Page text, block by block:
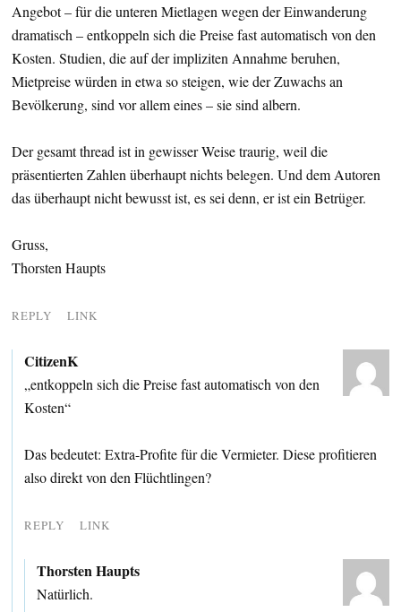
Angebot – für die unteren Mietlagen wegen der Einwanderung
dramatisch – entkoppeln sich die Preise fast automatisch von den
Kosten. Studien, die auf der impliziten Annahme beruhen,
Mietpreise würden in etwa so steigen, wie der Zuwachs an
Bevölkerung, sind vor allem eines – sie sind albern.
Der gesamt thread ist in gewisser Weise traurig, weil die
präsentierten Zahlen überhaupt nichts belegen. Und dem Autoren
das überhaupt nicht bewusst ist, es sei denn, er ist ein Betrüger.
Gruss,
Thorsten Haupts
REPLY LINK
CitizenK
„entkoppeln sich die Preise fast automatisch von den
Kosten“
Das bedeutet: Extra-Profite für die Vermieter. Diese profitieren
also direkt von den Flüchtlingen?
REPLY LINK
Thorsten Haupts
Natürlich.